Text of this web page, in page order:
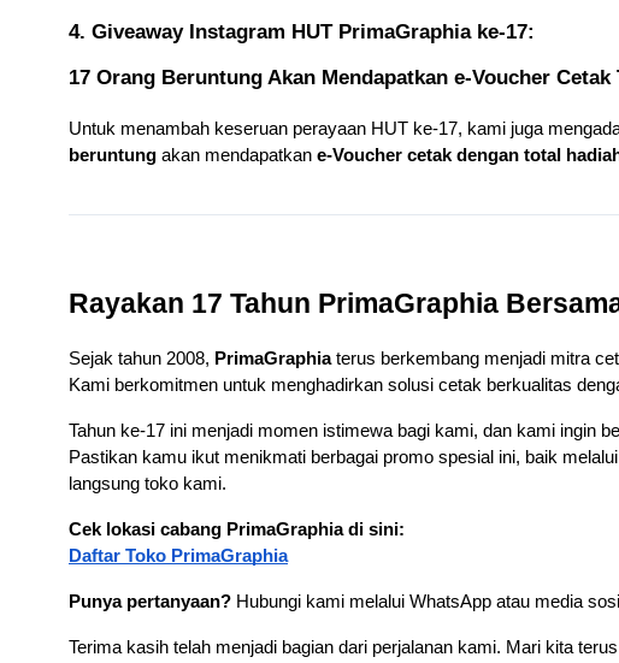
4. Giveaway Instagram HUT PrimaGraphia ke-17:
17 Orang Beruntung Akan Mendapatkan e-Voucher Cetak
Untuk menambah keseruan perayaan HUT ke-17, kami juga
beruntung akan mendapatkan e-Voucher cetak dengan total
Rayakan 17 Tahun PrimaGraphia
Sejak tahun 2008, PrimaGraphia terus berkembang menjadi mitra
Kami berkomitmen untuk menghadirkan solusi cetak berkualitas
Tahun ke-17 ini menjadi momen istimewa bagi kami, dan kami ingin
Pastikan kamu ikut menikmati berbagai promo spesial ini, baik
langsung toko kami.
Cek lokasi cabang PrimaGraphia di sini:
Daftar Toko PrimaGraphia
Punya pertanyaan? Hubungi kami melalui WhatsApp atau media
Terima kasih telah menjadi bagian dari perjalanan kami. Mari kita